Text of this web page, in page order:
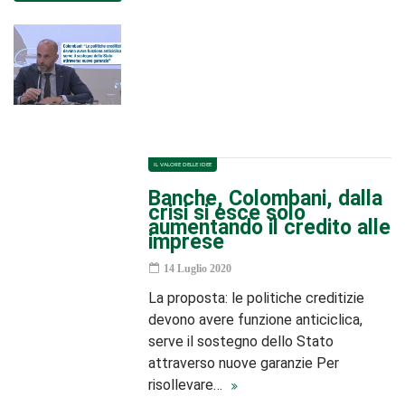
IL VALORE DELLE IDEE
Banche, Colombani, dalla
crisi si esce solo
aumentando il credito alle
imprese
14 Luglio 2020
La proposta: le politiche creditizie
devono avere funzione anticiclica,
serve il sostegno dello Stato
attraverso nuove garanzie Per
risollevare…